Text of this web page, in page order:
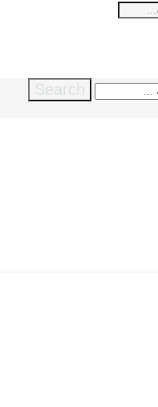
Search